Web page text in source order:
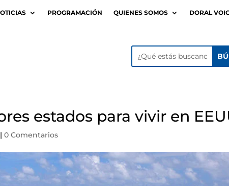
PROGRAMACIÓN QUIENES SOMOS DORAL
estados para vivir en
|0 Comentarios